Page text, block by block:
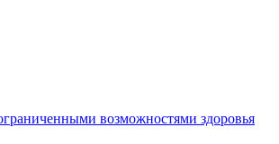
возможностями здоровья